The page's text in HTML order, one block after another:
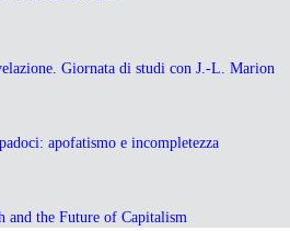
Giornata di studi con J.-L. Marion
apofatismo e incompletezza
and the Future of Capitalism